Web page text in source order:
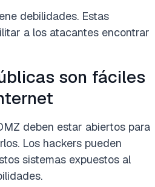
debilidades. Estas
a los atacantes encontrar
son fáciles
deben estar abiertos para
Los hackers pueden
sistemas expuestos al